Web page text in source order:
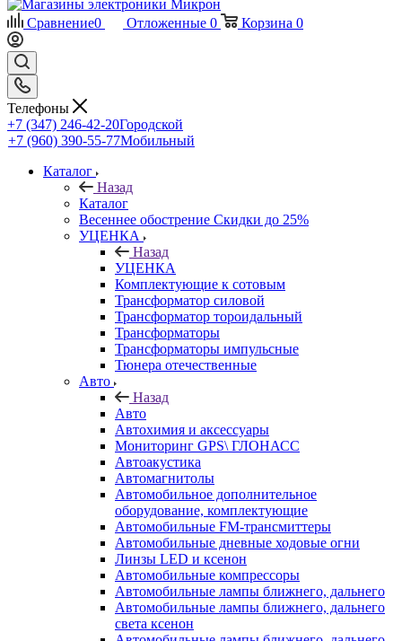
Сравнение0 Отложенные 0 Корзина 0
Телефоны
+7 (347) 246-42-20Городской
+7 (960) 390-55-77Мобильный
Каталог
Назад
Каталог
Весеннее обострение Скидки до 25%
УЦЕНКА
Назад
УЦЕНКА
Комплектующие к сотовым
Трансформатор силовой
Трансформатор тороидальный
Трансформаторы
Трансформаторы импульсные
Тюнера отечественные
Авто
Назад
Авто
Автохимия и аксессуары
Мониторинг GPS\ ГЛОНАСС
Автоакустика
Автомагнитолы
Автомобильное дополнительное
оборудование, комплектующие
Автомобильные FM-трансмиттеры
Автомобильные дневные ходовые огни
Линзы LED и ксенон
Автомобильные компрессоры
Автомобильные лампы ближнего, дальнего
Автомобильные лампы ближнего, дальнего
света ксенон